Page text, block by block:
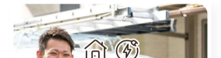
福山市のエアコン工事
尾道市のエアコン工事
倉敷市のエアコン工事
アンテナ工事